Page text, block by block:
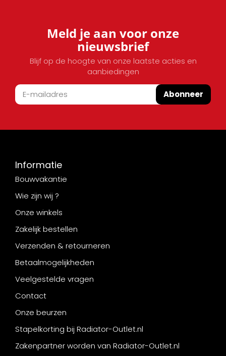
Meld je aan voor onze
nieuwsbrief
Blijf op de hoogte van onze laatste acties en
aanbiedingen
Abonneer
Informatie
Bouwvakantie
Wie zijn wij ?
Onze winkels
Zakelijk bestellen
Verzenden & retourneren
Betaalmogelijkheden
Veelgestelde vragen
Contact
Onze beurzen
Stapelkorting bij Radiator-Outlet.nl
Zakenpartner worden van Radiator-Outlet.nl